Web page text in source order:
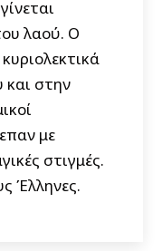
λαού. Ο
και στην
με
στιγμές.
Έλληνες.